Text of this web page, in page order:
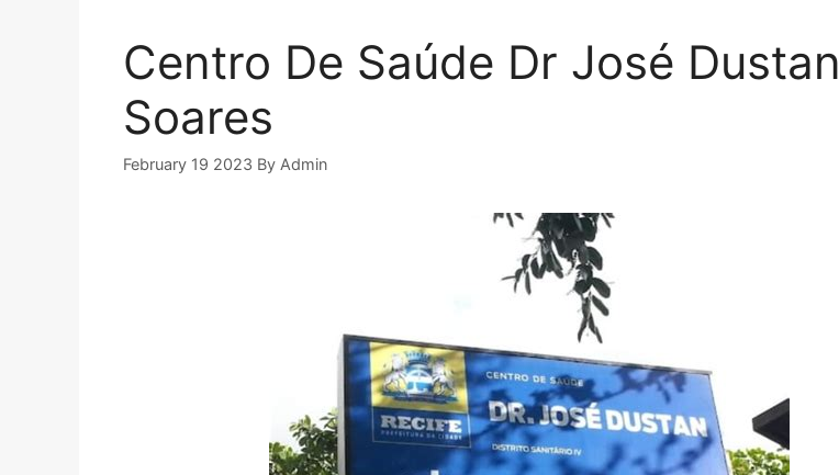
Centro De Saúde Dr José Dustan
Soares
February 19 2023 By Admin